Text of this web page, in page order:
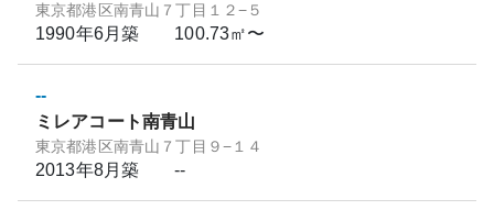
東京都港区南青山７丁目１２−５
1990年6月築 100.73㎡〜
--
ミレアコート南青山
東京都港区南青山７丁目９−１４
2013年8月築 --